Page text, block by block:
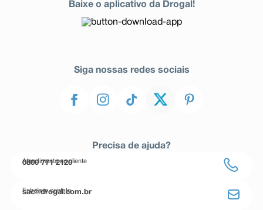
Baixe o aplicativo da Drogal!
Siga nossas redes sociais
Precisa de ajuda?
Atendimento ao cliente
0800 771 2120
Entre em contato
sac@drogal.com.br